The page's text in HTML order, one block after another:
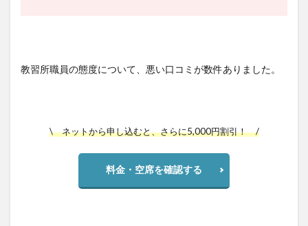
教習所職員の態度について、悪い口コミが数件ありました。
\ ネットから申し込むと、さらに5,000円割引！ /
料金・空席を確認する